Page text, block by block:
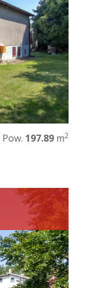
Pow. 197.89 m2